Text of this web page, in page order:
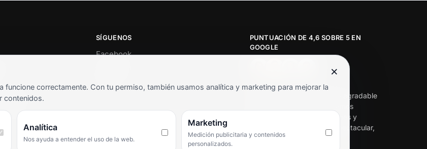
SÍGUENOS
Facebook
PUNTUACIÓN DE 4,6 SOBRE 5 EN
GOOGLE
★★★★★
«Servicio de calidad y trato agradable
con precios excelentes. Hemos
comprado en varias ocasiones y
siempre dan respuesta. Espectacular,
servicio de 10.»
×
funcione correctamente. Con tu permiso, también usamos analítica y marketing para mejorar la
contenidos.
Analítica
Nos ayuda a entender el uso de la web.
Marketing
Medición publicitaria y contenidos
personalizados.